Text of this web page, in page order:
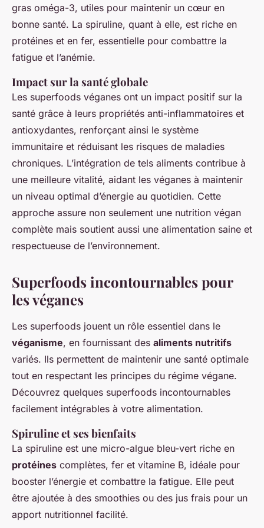
gras oméga-3, utiles pour maintenir un cœur en
bonne santé. La spiruline, quant à elle, est riche en
protéines et en fer, essentielle pour combattre la
fatigue et l’anémie.
Impact sur la santé globale
Les superfoods véganes ont un impact positif sur la
santé grâce à leurs propriétés anti-inflammatoires et
antioxydantes, renforçant ainsi le système
immunitaire et réduisant les risques de maladies
chroniques. L’intégration de tels aliments contribue à
une meilleure vitalité, aidant les véganes à maintenir
un niveau optimal d’énergie au quotidien. Cette
approche assure non seulement une nutrition végan
complète mais soutient aussi une alimentation saine et
respectueuse de l’environnement.
Superfoods incontournables pour
les véganes
Les superfoods jouent un rôle essentiel dans le
véganisme, en fournissant des aliments nutritifs
variés. Ils permettent de maintenir une santé optimale
tout en respectant les principes du régime végane.
Découvrez quelques superfoods incontournables
facilement intégrables à votre alimentation.
Spiruline et ses bienfaits
La spiruline est une micro-algue bleu-vert riche en
protéines complètes, fer et vitamine B, idéale pour
booster l’énergie et combattre la fatigue. Elle peut
être ajoutée à des smoothies ou des jus frais pour un
apport nutritionnel facilité.